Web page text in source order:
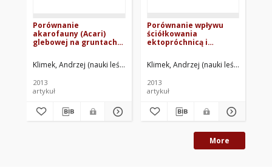
Porównanie
akarofauny (Acari)
glebowej na gruntach
początkowym etapie
sukcesji leśnej
Klimek, Andrzej (nauki leśne) Kowalska, Angelika
2013
artykuł
Porównanie wpływu
ściółkowania
ektopróchnicą i
na rośliny oraz
roztocze (Acari) w
produkcji sadzonek
sosny zwyczajnej
Klimek, Andrzej (nauki leśne)
2013
artykuł
More